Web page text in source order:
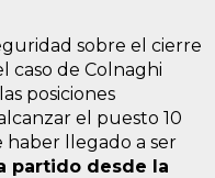
sobre el cierre
caso de Colnaghi
posiciones
el puesto 10
haber llegado a ser
partido desde la